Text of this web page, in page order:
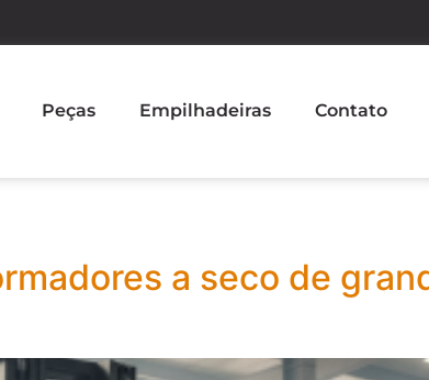
Peças Empilhadeiras Contato
a seco de